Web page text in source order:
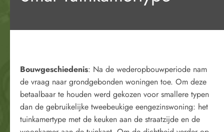
Bouwgeschiedenis: Na de wederopbouwperiode nam
de vraag naar grondgebonden woningen toe. Om deze
betaalbaar te houden werd gekozen voor smallere typen
dan de gebruikelijke tweebeukige eengezinswoning: het
tuinkamertype met de keuken aan de straatzijde en de